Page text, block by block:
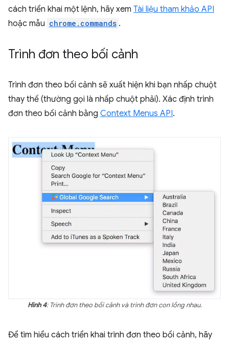
cách triển khai một lệnh, hãy xem Tài liệu tham khảo API
hoặc mẫu chrome.commands .
Trình đơn theo bối cảnh
Trình đơn theo bối cảnh sẽ xuất hiện khi bạn nhấp chuột
thay thế (thường gọi là nhấp chuột phải). Xác định trình
đơn theo bối cảnh bằng Context Menus API.
Hình 4: Trình đơn theo bối cảnh và trình đơn con lồng nhau.
Để tìm hiểu cách triển khai trình đơn theo bối cảnh, hãy